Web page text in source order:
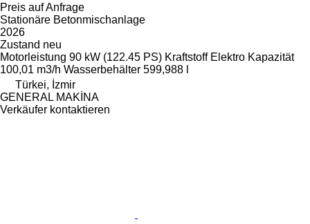
Preis auf Anfrage
Stationäre Betonmischanlage
2026
Zustand neu
Motorleistung 90 kW (122.45 PS) Kraftstoff Elektro Kapazität
100,01 m3/h Wasserbehälter 599,988 l
Türkei, İzmir
GENERAL MAKİNA
Verkäufer kontaktieren